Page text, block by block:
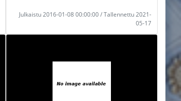
Julkaistu 2016-01-08 00:00:00 / Tallennettu 2021-
05-17